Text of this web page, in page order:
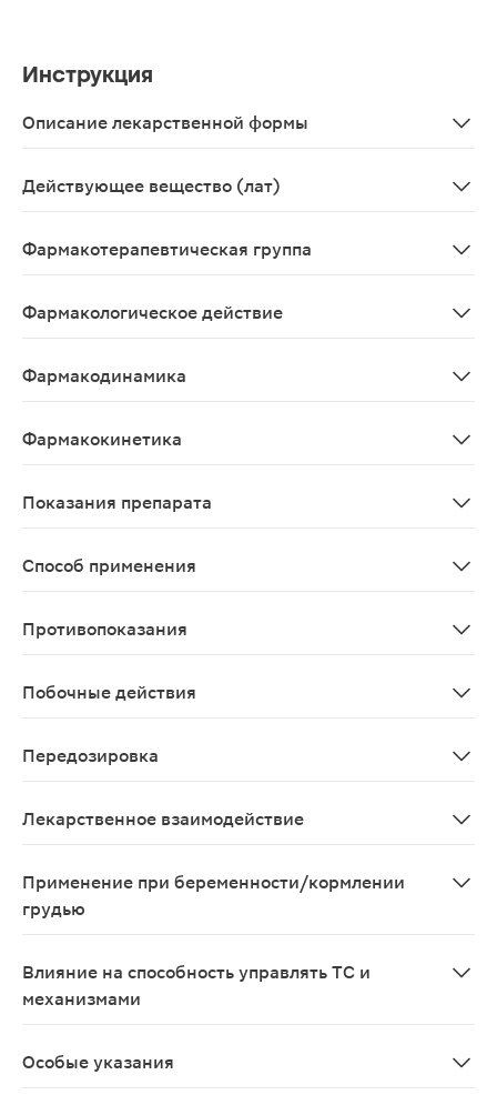
Инструкция
Описание лекарственной формы
Действующее вещество (лат)
Фармакотерапевтическая группа
Фармакологическое действие
Фармакодинамика
Фармакокинетика
Показания препарата
Способ применения
Противопоказания
Побочные действия
Передозировка
Лекарственное взаимодействие
Применение при беременности/кормлении
грудью
Влияние на способность управлять ТС и
механизмами
Особые указания